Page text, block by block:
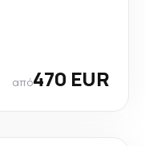
από470 EUR